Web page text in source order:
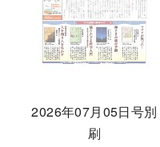
2026年07月05日号別
刷